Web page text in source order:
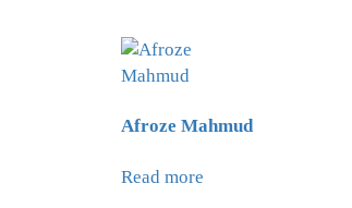
Afroze Mahmud
Read more